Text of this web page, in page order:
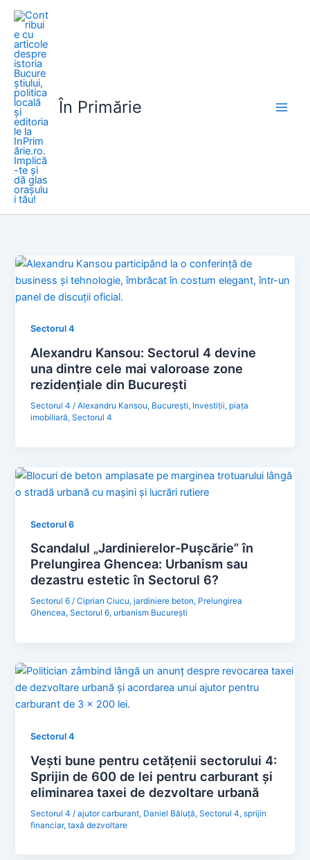
Skip
content
În Primărie
Sectorul 4
Alexandru Kansou: Sectorul 4 devine
una dintre cele mai valoroase zone
rezidențiale din București
Sectorul 4 /Alexandru Kansou, București, Investiții, piața
imobiliară,Sectorul 4
Sectorul 6
Scandalul „Jardinierelor-Pușcărie” în
Prelungirea Ghencea: Urbanism sau
dezastru estetic în Sectorul 6?
Sectorul 6 /Ciprian Ciucu,jardiniere beton, Prelungirea
Ghencea,Sectorul 6, urbanism București
Sectorul 4
Vești bune pentru cetățenii sectorului 4:
Sprijin de 600 de lei pentru carburant și
eliminarea taxei de dezvoltare urbană
Sectorul 4 /ajutor carburant, Daniel Băluță,Sectorul 4,sprijin
financiar,taxă dezvoltare